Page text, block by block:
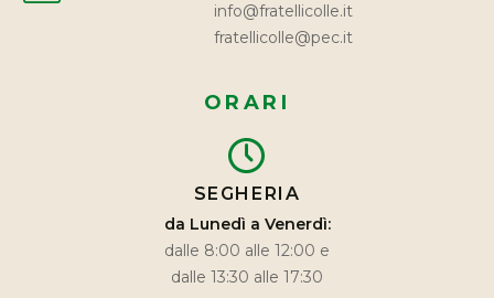
info@fratellicolle.it
fratellicolle@pec.it
ORARI
SEGHERIA
da Lunedì a Venerdì:
dalle 8:00 alle 12:00 e
dalle 13:30 alle 17:30